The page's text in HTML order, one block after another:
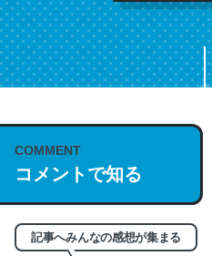
COMMENT
コメントで知る
記事へみんなの感想が集まる
これは名文。彼はとてもクレ
う。英語少しでも読める人は
─今のこの状況が信じられるかい？